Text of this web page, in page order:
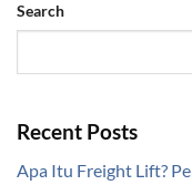
Search
Recent Posts
Apa Itu Freight Lift?